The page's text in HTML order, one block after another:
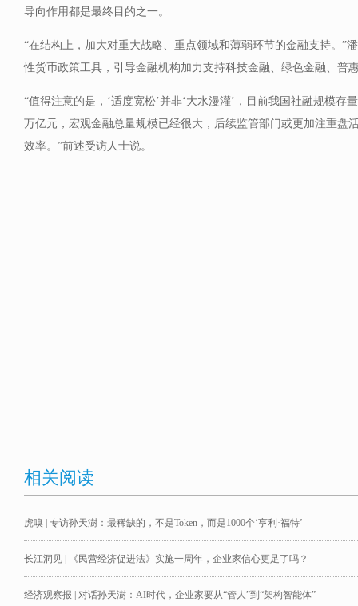
导向作用都是最终目的之一。
“在结构上，加大对重大战略、重点领域和薄弱环节的金融支持。”
性货币政策工具，引导金融机构加力支持科技金融、绿色金融、普
“值得注意的是，‘适度宽松’并非‘大水漫灌’，目前我国社融规模存
万亿元，宏观金融总量规模已经很大，后续监管部门或更加注重盘
效率。”前述受访人士说。
相关阅读
虎嗅 | 专访孙天澍：最稀缺的，不是Token，而是1000个‘亨利·福特’
长江洞见 | 《民营经济促进法》实施一周年，企业家信心更足了吗？
经济观察报 | 对话孙天澍：AI时代，企业家要从“管人”到“架构智能体”